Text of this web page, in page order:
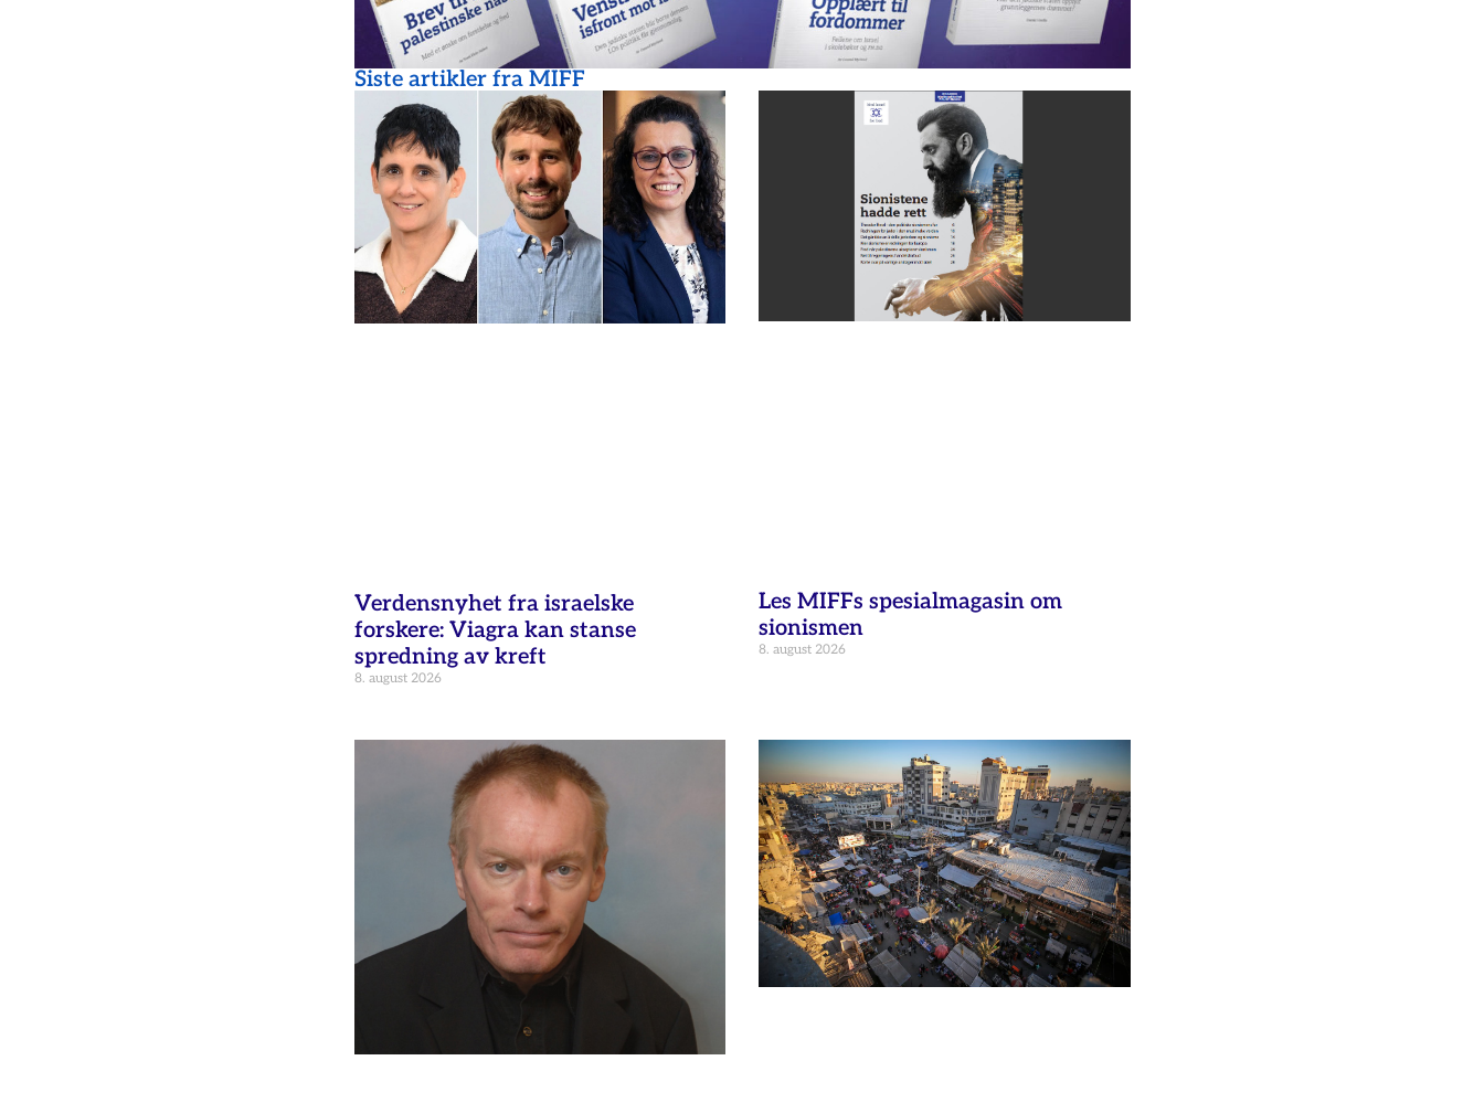
Siste artikler fra MIFF
Verdensnyhet fra israelske
forskere: Viagra kan stanse
spredning av kreft
8. august 2026
Les MIFFs spesialmagasin om
sionismen
8. august 2026